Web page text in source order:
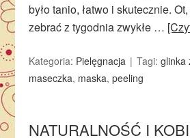
było tanio, łatwo i skutecznie.
zebrać z tygodnia zwykłe …
Kategoria: Pielęgnacja Tagi:glinka
maseczka, maska,peeling
NATURALNOŚĆ I